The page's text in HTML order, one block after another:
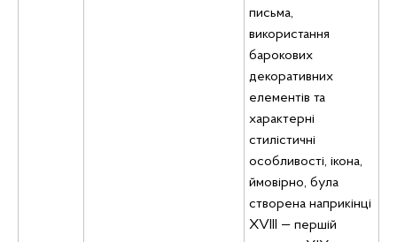
письма,
використання
барокових
декоративних
елементів та
характерні
стилістичні
особливості, ікона,
ймовірно, була
створена наприкінці
XVIII — першій